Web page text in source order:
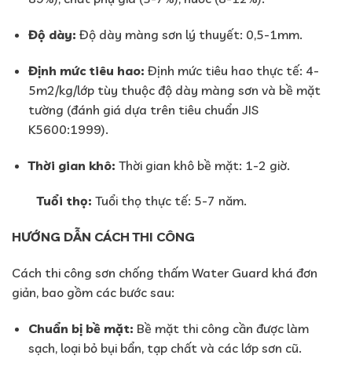
Độ dày: Độ dày màng sơn lý thuyết: 0,5-1mm.
Định mức tiêu hao: Định mức tiêu hao thực tế: 4-
5m2/kg/lớp tùy thuộc độ dày màng sơn và bề mặt
tường (đánh giá dựa trên tiêu chuẩn JIS
K5600:1999).
Thời gian khô: Thời gian khô bề mặt: 1-2 giờ.
Tuổi thọ: Tuổi thọ thực tế: 5-7 năm.
HƯỚNG DẪN CÁCH THI CÔNG
Cách thi công sơn chống thấm Water Guard khá đơn
giản, bao gồm các bước sau:
Chuẩn bị bề mặt: Bề mặt thi công cần được làm
sạch, loại bỏ bụi bẩn, tạp chất và các lớp sơn cũ.